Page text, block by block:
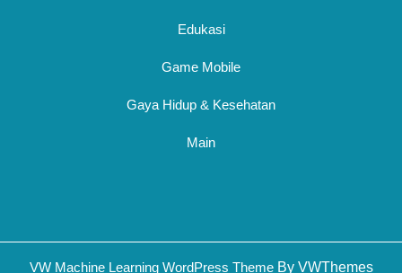
Edukasi
Game Mobile
Gaya Hidup & Kesehatan
Main
VW Machine Learning WordPress ThemeBy VWThemes